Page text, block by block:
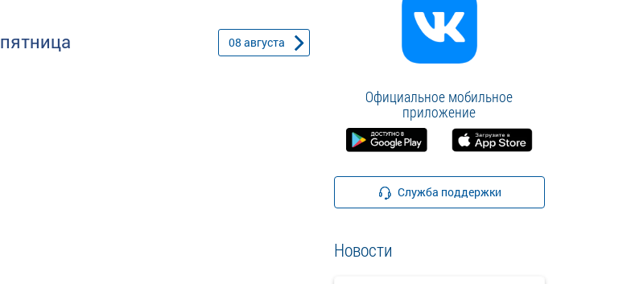
пятница 08 августа
Официальное мобильное
приложение
Служба поддержки
Новости